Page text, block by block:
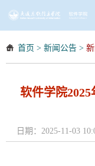
首页 > 新闻公告 >
软件学院
日期：2025-11-03